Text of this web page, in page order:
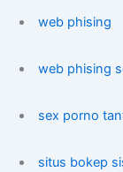
web phising
web phising
sex porno
situs bokep